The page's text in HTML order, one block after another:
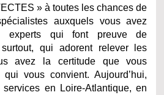
» à toutes les chances de
auxquels vous avez
experts qui font preuve de
qui adorent relever les
avez la certitude que vous
vous convient. Aujourd’hui,
services en Loire-Atlantique, en